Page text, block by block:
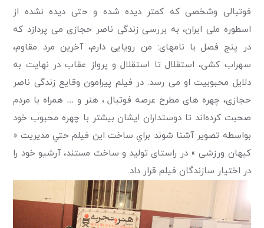
فوتبالی وشخصی که کمتر دیده شده و حتی دیده نشده از
اسطوره ملی ایران، به بررسی زندگی ناصر حجازی می پردازد که
در پنج فصل با نامهای: من رویایی دارم، آخرین مرد مقاوم،
سهراب کشی، استقلال تا استقلال و پرواز عقاب در نهایت به
دلایل محبوبیت او می رسد. در فیلم پیرامون وقایع زندگی ناصر
حجازی، چهره های مطرح عرصه فوتبال ، هنر و … همراه با مردم
صحبت کرده‌اند تا دوستداران ایشان بیشتر با چهره محبوب خود
بواسطه تصویر آشنا شوند براي ساخت اين فيلم حتي مدیریت «
کیهان ورزشی » در راستای تولید و ساخت مستند، آرشیو خود را
در اختیار سازندگان فیلم قرار داد.